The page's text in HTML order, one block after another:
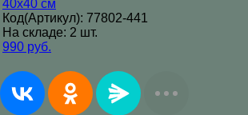
40х40 см
Код(Артикул): 77802-441
На складе: 2 шт.
990 руб.